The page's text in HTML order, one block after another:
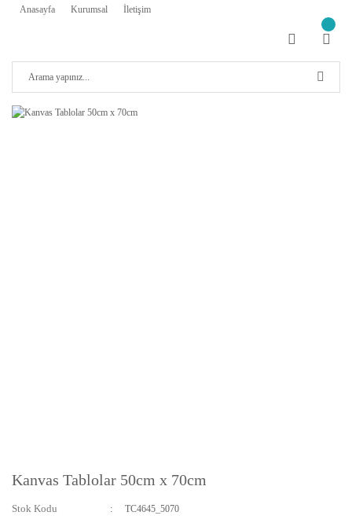
Anasayfa Kurumsal İletişim
Kanvas Tablolar 50cm x 70cm
Stok Kodu TC4645_5070